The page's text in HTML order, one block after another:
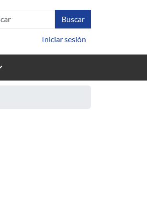
Iniciar sesión